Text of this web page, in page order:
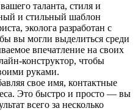
таланта, стиля и
и стильный шаблон
эколога разработан с
вы могли выделиться среди
впечатление на своих
конструктор, чтобы
руками.
свое имя, контактные
Это быстро и просто — вы
всего за несколько